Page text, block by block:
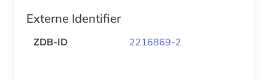
Externe Identifier
ZDB-ID 2216869-2